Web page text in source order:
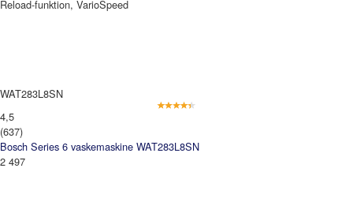
Reload-funktion, VarioSpeed
WAT283L8SN
4,5
(637)
Bosch Series 6 vaskemaskine WAT283L8SN
2 497